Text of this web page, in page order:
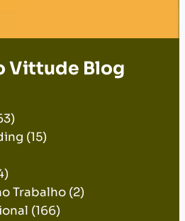
Vittude Blog
(15)
Trabalho (2)
(166)